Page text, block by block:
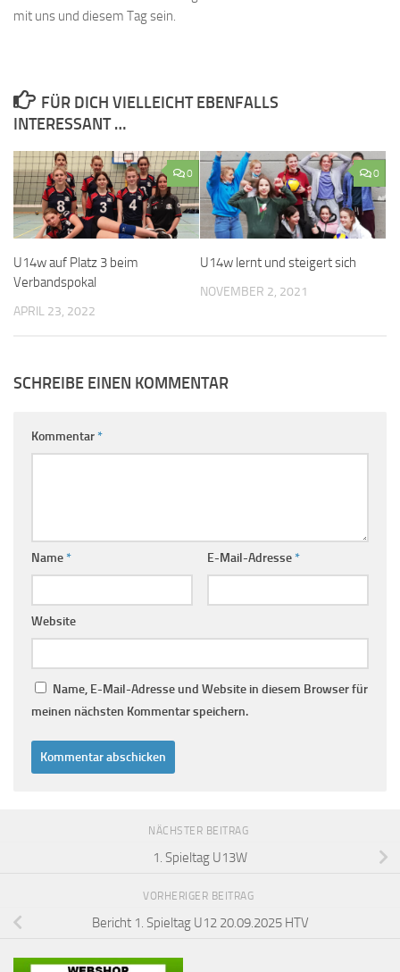
mit uns und diesem Tag sein.
FÜR DICH VIELLEICHT EBENFALLS
INTERESSANT …
0
U14w auf Platz 3 beim
Verbandspokal
APRIL 23, 2022
0
U14w lernt und steigert sich
NOVEMBER 2, 2021
SCHREIBE EINEN KOMMENTAR
Kommentar*
Name* E-Mail-Adresse*
Website
Name, E-Mail-Adresse und Website in diesem Browser für
meinen nächsten Kommentar speichern.
NÄCHSTER BEITRAG
1. Spieltag U13W
VORHERIGER BEITRAG
Bericht 1. Spieltag U12 20.09.2025 HTV